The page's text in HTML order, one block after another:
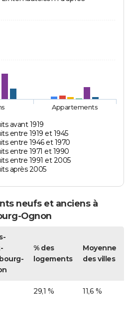
avant 1919
entre 1919 et 1945
entre 1946 et 1970
entre 1971 et 1990
entre 1991 et 2005
après 2005
Appartements
neufs et anciens à
Ognon
% des
logements
Moyenne
des villes
29,1 % 11,6 %